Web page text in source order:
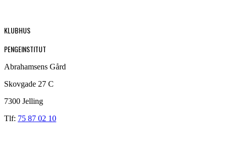
KLUBHUS
PENGEINSTITUT
Abrahamsens Gård
Skovgade 27 C
7300 Jelling
Tlf: 75 87 02 10